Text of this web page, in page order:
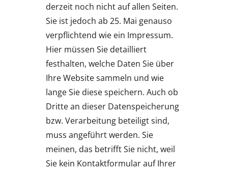
derzeit noch nicht auf allen Seiten.
Sie ist jedoch ab 25. Mai genauso
verpflichtend wie ein Impressum.
Hier müssen Sie detailliert
festhalten, welche Daten Sie über
Ihre Website sammeln und wie
lange Sie diese speichern. Auch ob
Dritte an dieser Datenspeicherung
bzw. Verarbeitung beteiligt sind,
muss angeführt werden. Sie
meinen, das betrifft Sie nicht, weil
Sie kein Kontaktformular auf Ihrer